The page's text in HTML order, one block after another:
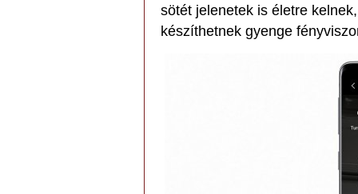
sötét jelenetek is életre
készíthetnek gyenge